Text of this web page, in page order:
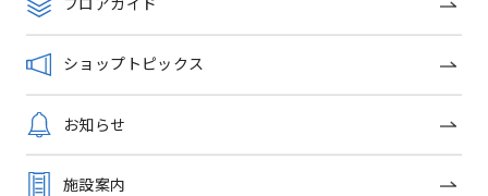
ショップトピックス
お知らせ
施設案内
ショップガイド
グルメガイド